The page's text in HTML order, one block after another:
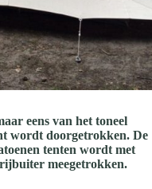
eens van het toneel
wordt doorgetrokken. De
tenten wordt met
meegetrokken.